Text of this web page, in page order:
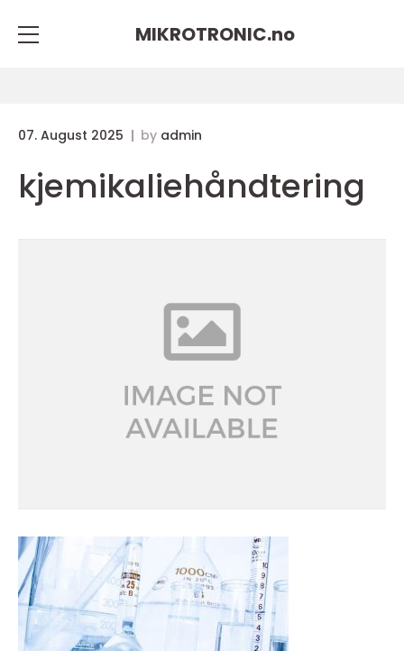
MIKROTRONIC.no
07. August 2025 by admin
kjemikaliehåndtering